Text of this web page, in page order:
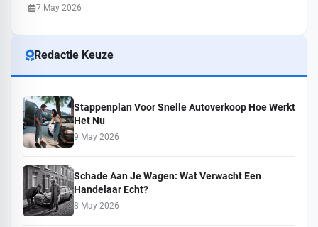
7 May 2026
Redactie Keuze
Stappenplan Voor Snelle Autoverkoop Hoe Werkt
Het Nu
9 May 2026
Schade Aan Je Wagen: Wat Verwacht Een
Handelaar Echt?
8 May 2026